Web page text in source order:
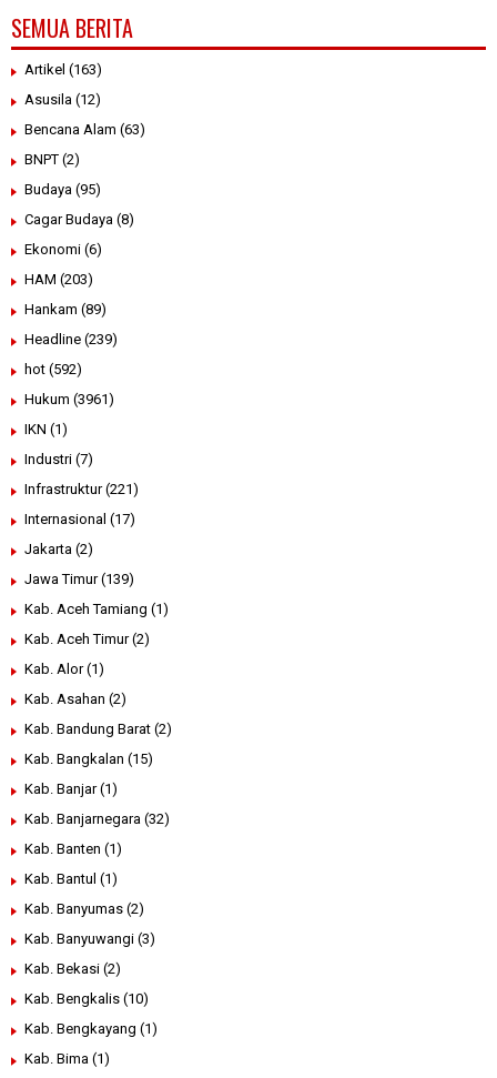
SEMUA BERITA
Artikel (163)
Asusila (12)
Bencana Alam (63)
BNPT (2)
Budaya (95)
Cagar Budaya (8)
Ekonomi (6)
HAM (203)
Hankam (89)
Headline (239)
hot (592)
Hukum (3961)
IKN (1)
Industri (7)
Infrastruktur (221)
Internasional (17)
Jakarta (2)
Jawa Timur (139)
Kab. Aceh Tamiang (1)
Kab. Aceh Timur (2)
Kab. Alor (1)
Kab. Asahan (2)
Kab. Bandung Barat (2)
Kab. Bangkalan (15)
Kab. Banjar (1)
Kab. Banjarnegara (32)
Kab. Banten (1)
Kab. Bantul (1)
Kab. Banyumas (2)
Kab. Banyuwangi (3)
Kab. Bekasi (2)
Kab. Bengkalis (10)
Kab. Bengkayang (1)
Kab. Bima (1)